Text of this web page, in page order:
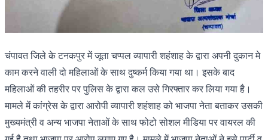
चंपावत जिले के टनकपुर में जूता चप्पल व्यापारी शहंशाह के द्वारा अपनी दुकान मे
काम करने वाली दो महिलाओं के साथ दुष्कर्म किया गया था। इसके बाद
महिलाओं की तहरीर पर पुलिस के द्वारा कल उसे गिरफ्तार कर लिया गया है।
मामले में कांग्रेस के द्वारा आरोपी व्यापारी शहंशाह को भाजपा नेता बताकर उसकी
मुख्यमंत्री व अन्य भाजपा नेताओं के साथ फोटो सोशल मीडिया पर वायरल की